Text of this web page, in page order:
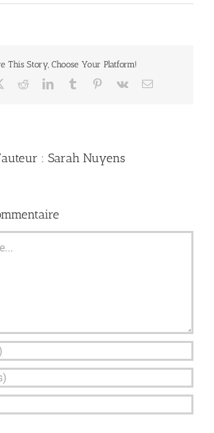
This Story, Choose Your Platform!
RedditLinkedInTumblr Pinterest
Vk Email
: Sarah Nuyens